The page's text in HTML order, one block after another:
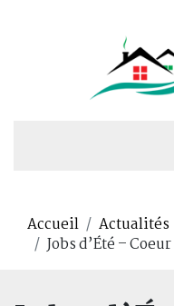
Accueil
Actualités
Jobs d’Été –